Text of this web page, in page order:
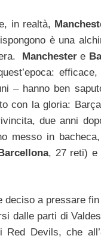
in realtà,
è una
Manchestere
efficace,
– hanno ben
con la gloria:
due anni
messo in
, 27 reti) e
a pressare
dalle parti di
Devils, che